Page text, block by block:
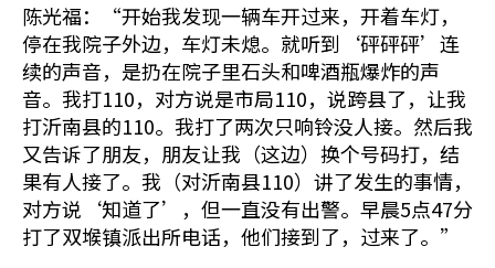
陈光福：“开始我发现一辆车开过来，开着车灯，
停在我院子外边，车灯未熄。就听到‘砰砰砰’连
续的声音，是扔在院子里石头和啤酒瓶爆炸的声
音。我打110，对方说是市局110，说跨县了，让我
打沂南县的110。我打了两次只响铃没人接。然后我
又告诉了朋友，朋友让我（这边）换个号码打，结
果有人接了。我（对沂南县110）讲了发生的事情，
对方说‘知道了’，但一直没有出警。早晨5点47分
打了双堠镇派出所电话，他们接到了，过来了。”